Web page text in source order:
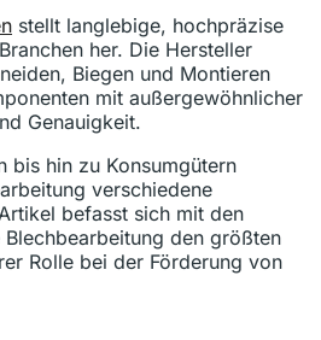
stellt langlebige, hochpräzise
her. Die Hersteller
Biegen und Montieren
mit außergewöhnlicher
Genauigkeit.
bis hin zu Konsumgütern
verschiedene
befasst sich mit den
den größten
Rolle bei der Förderung von